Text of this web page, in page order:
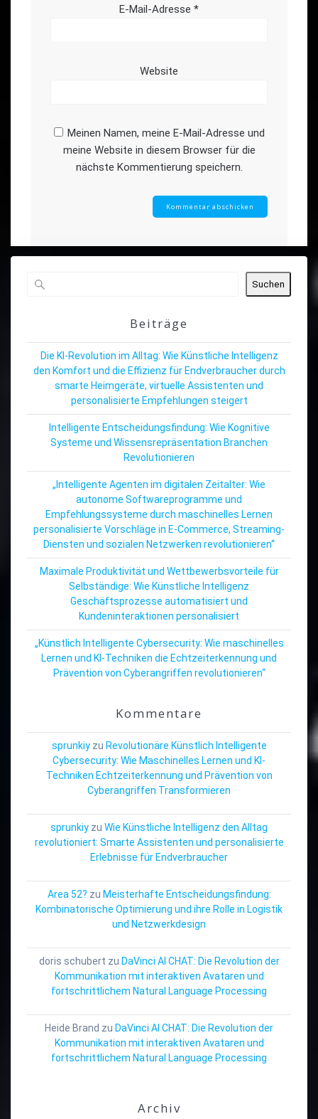
E-Mail-Adresse *
Website
Meinen Namen, meine E-Mail-Adresse und
meine Website in diesem Browser für die
nächste Kommentierung speichern.
Suchen
Beiträge
Die KI-Revolution im Alltag: Wie Künstliche Intelligenz
den Komfort und die Effizienz für Endverbraucher durch
smarte Heimgeräte, virtuelle Assistenten und
personalisierte Empfehlungen steigert
Intelligente Entscheidungsfindung: Wie Kognitive
Systeme und Wissensrepräsentation Branchen
Revolutionieren
„Intelligente Agenten im digitalen Zeitalter: Wie
autonome Softwareprogramme und
Empfehlungssysteme durch maschinelles Lernen
personalisierte Vorschläge in E-Commerce, Streaming-
Diensten und sozialen Netzwerken revolutionieren“
Maximale Produktivität und Wettbewerbsvorteile für
Selbständige: Wie Künstliche Intelligenz
Geschäftsprozesse automatisiert und
Kundeninteraktionen personalisiert
„Künstlich Intelligente Cybersecurity: Wie maschinelles
Lernen und KI-Techniken die Echtzeiterkennung und
Prävention von Cyberangriffen revolutionieren“
Kommentare
sprunkiyzu Revolutionäre Künstlich Intelligente
Cybersecurity: Wie Maschinelles Lernen und KI-
Techniken Echtzeiterkennung und Prävention von
Cyberangriffen Transformieren
sprunkiy zu Wie Künstliche Intelligenz den Alltag
revolutioniert: Smarte Assistenten und personalisierte
Erlebnisse für Endverbraucher
Area 52? zu Meisterhafte Entscheidungsfindung:
Kombinatorische Optimierung und ihre Rolle in Logistik
und Netzwerkdesign
doris schubert zu DaVinci AI CHAT: Die Revolution der
Kommunikation mit interaktiven Avataren und
fortschrittlichem Natural Language Processing
Heide Brand zu DaVinci AI CHAT: Die Revolution der
Kommunikation mit interaktiven Avataren und
fortschrittlichem Natural Language Processing
Archiv